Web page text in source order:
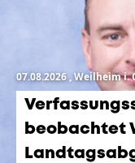
07.08.2026, Weilheim i.
beobachtet